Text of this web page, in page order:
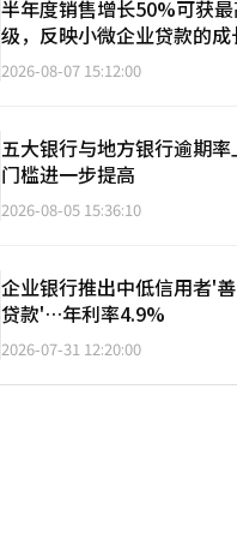
半年度销售增长50%可获
级，反映小微企业贷款的成
2026-08-07 15:12:00
五大银行与地方银行逾期
门槛进一步提高
2026-08-05 15:36:10
企业银行推出中低信用者'
贷款'…年利率4.9%
2026-07-31 12:20:00